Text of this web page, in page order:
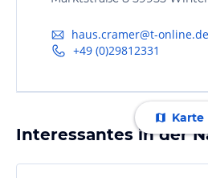
haus.cramer@t-online.de
+49 (0)29812331
Karte
Interessantes in der